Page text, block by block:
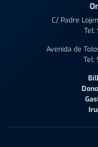
C/ Padre
Tel:
Avenida de
Tel: